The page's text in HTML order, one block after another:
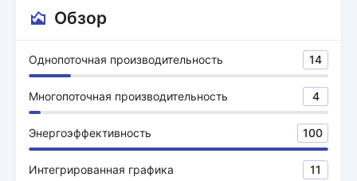
Обзор
Однопоточная производительность 14
Многопоточная производительность 4
Энергоэффективность 100
Интегрированная графика 11